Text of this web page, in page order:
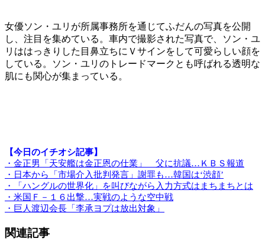
女優ソン・ユリが所属事務所を通じてふだんの写真を公開
し、注目を集めている。車内で撮影された写真で、ソン・ユ
リははっきりした目鼻立ちにＶサインをして可愛らしい顔を
している。ソン・ユリのトレードマークとも呼ばれる透明な
肌にも関心が集まっている。
【今日のイチオシ記事】
・金正男「天安艦は金正恩の仕業」 父に抗議…ＫＢＳ報道
・日本から「市場介入批判発言」謝罪も…韓国は‘渋顔’
・「ハングルの世界化」を叫びながら入力方式はまちまちとは
・米国Ｆ－１６出撃…実戦のような空中戦
・巨人渡辺会長「李承ヨプは放出対象」
関連記事